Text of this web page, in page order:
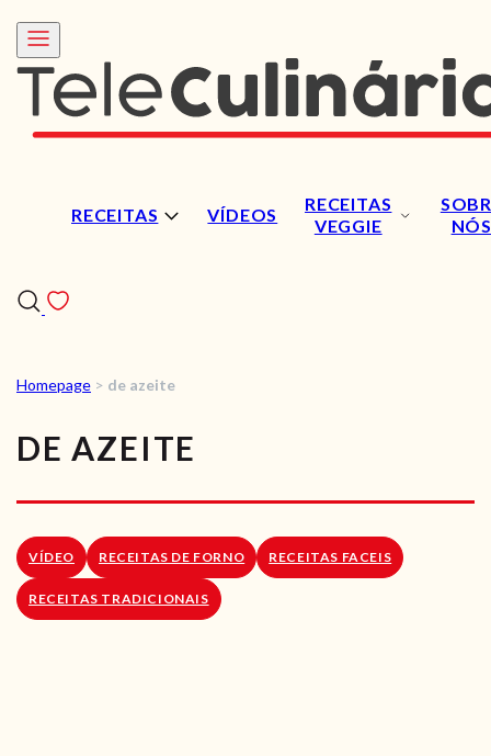
RECEITAS VÍDEOS
RECEITAS
VEGGIE
NÓS
RECEITAS VEGGIE
SOBRE NÓS
LOJA ONLINE
Homepage > de azeite
DE AZEITE
VÍDEO RECEITAS DE FORNO RECEITAS FACEIS
RECEITAS TRADICIONAIS